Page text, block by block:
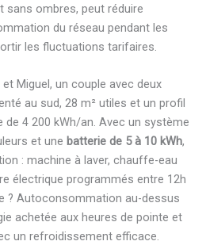
ombres, peut réduire
du réseau pendant les
les fluctuations tarifaires.
Miguel, un couple avec deux
au sud, 28 m² utiles et un profil
4 200 kWh/an. Avec un système
et une batterie de 5 à 10 kWh,
: machine à laver, chauffe-eau
électrique programmés entre 12h
? Autoconsommation au-dessus
achetée aux heures de pointe et
un refroidissement efficace.